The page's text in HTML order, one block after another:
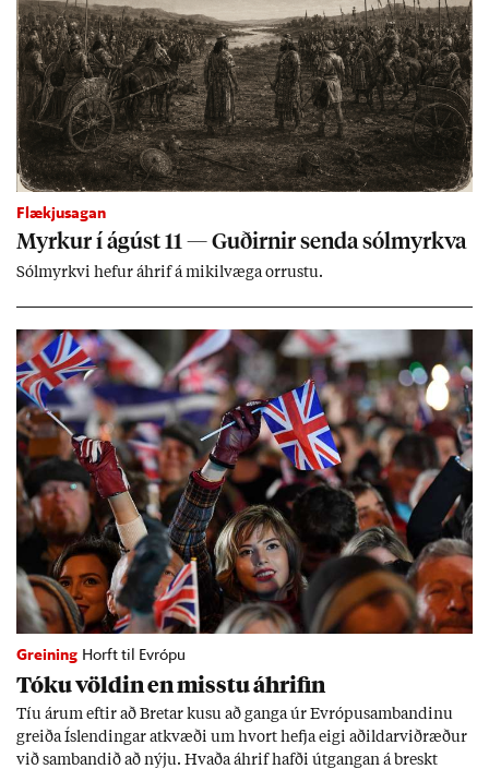
Flækjusagan
Myrk­ur í ág­úst 11 — Guð­irn­ir senda sól­myrkva
Sól­myrkvi hef­ur áhrif á mik­il­væga orr­ustu.
Greining Horft til Evrópu
Tóku völd­in en misstu áhrif­in
Tíu ár­um eft­ir að Bret­ar kusu að ganga úr Evr­ópu­sam­band­inu
greiða Ís­lend­ing­ar at­kvæði um hvort hefja eigi að­ild­ar­við­ræð­ur
við sam­band­ið að nýju. Hvaða áhrif hafði út­gang­an á breskt